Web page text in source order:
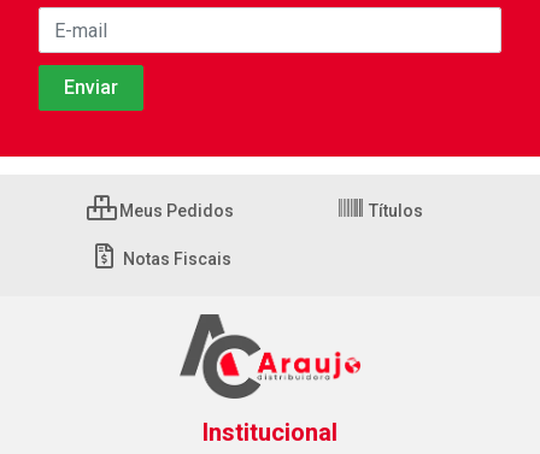
Meus Pedidos Títulos
Notas Fiscais
Institucional